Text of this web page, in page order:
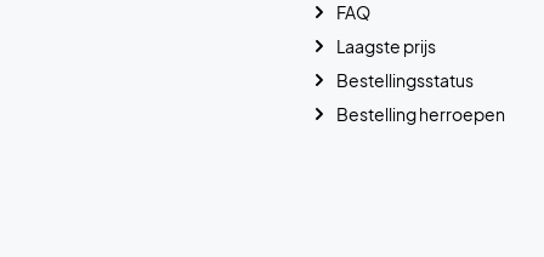
FAQ
Laagste prijs
Bestellingsstatus
Bestelling herroepen